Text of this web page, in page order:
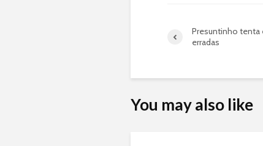
Presuntinho tenta
erradas
You may also like